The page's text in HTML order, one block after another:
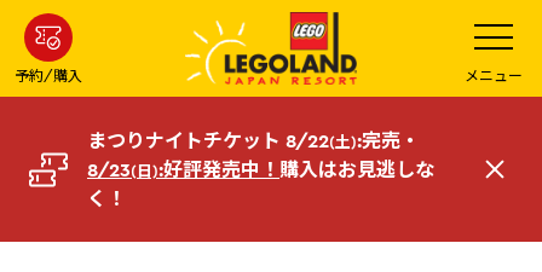
ン
コ
へ
予約/購入
メ
ニ
ュ
ー
を
開
メニュー
まつりナイトチケット 8/22(土):完売・
8/23(日):好評発売中！ 購入はお見逃しな
く！
閉